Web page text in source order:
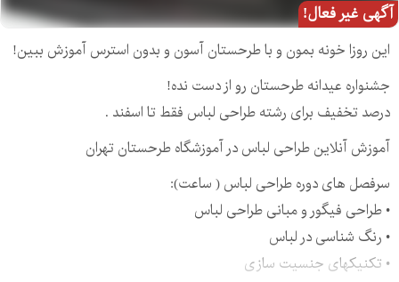
آگهی غیر فعال!
این روزا خونه بمون و با طرحستان آسون و بدون استرس آموزش ببین!
جشنواره عیدانه طرحستان رو از دست نده!
درصد تخفیف برای رشته طراحی لباس فقط تا اسفند .
آموزش آنلاین طراحی لباس در آموزشگاه طرحستان تهران
سرفصل های دوره طراحی لباس ( ساعت):
• طراحی فیگور و مبانی طراحی لباس
• رنگ شناسی در لباس
• تکنیکهای جنسیت سازی